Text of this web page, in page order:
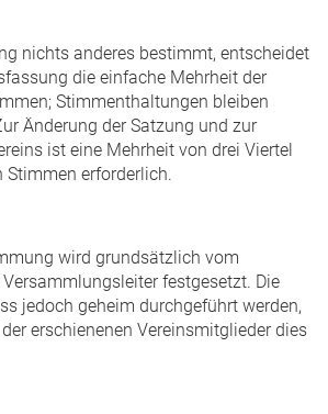
nichts anderes bestimmt, entscheidet
die einfache Mehrheit der
Stimmenthaltungen bleiben
Änderung der Satzung und zur
ist eine Mehrheit von drei Viertel
Stimmen erforderlich.
wird grundsätzlich vom
festgesetzt. Die
jedoch geheim durchgeführt werden,
erschienenen Vereinsmitglieder dies